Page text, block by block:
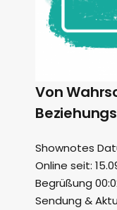
Von
Shownotes
Online seit:
Begrüßung
Sendung &